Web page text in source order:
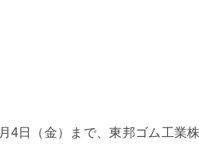
日（金）まで、東邦ゴム工業